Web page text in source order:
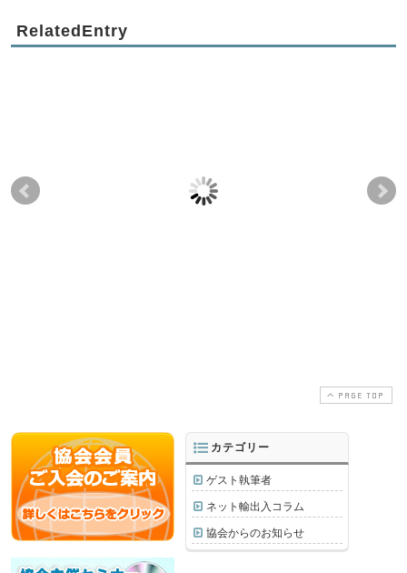
RelatedEntry
シェアリングによって
変わる地域社会と生活
東ヨーロッパからみえ
てくる世界的な潮流
パ
（
PAGE TOP
カテゴリー
ゲスト執筆者
ネット輸出入コラム
協会からのお知らせ